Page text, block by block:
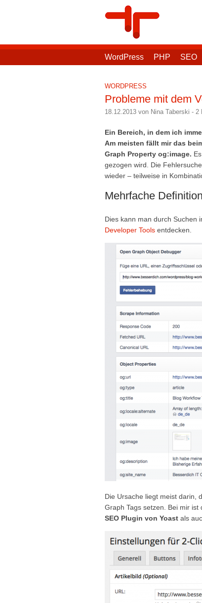
WordPress PHP SEO
WORDPRESS
Probleme mit dem
18.12.2013 von Nina Taberski - 2
Ein Bereich, in dem ich
Am meisten fällt mir das
Graph Property og:image.
gezogen wird. Die
wieder – teilweise in
Mehrfache
Dies kann man durch Suchen
Developer Tools entdecken.
Die Ursache liegt meist darin,
Graph Tags setzen. Bei mir
SEO Plugin von Yoast als